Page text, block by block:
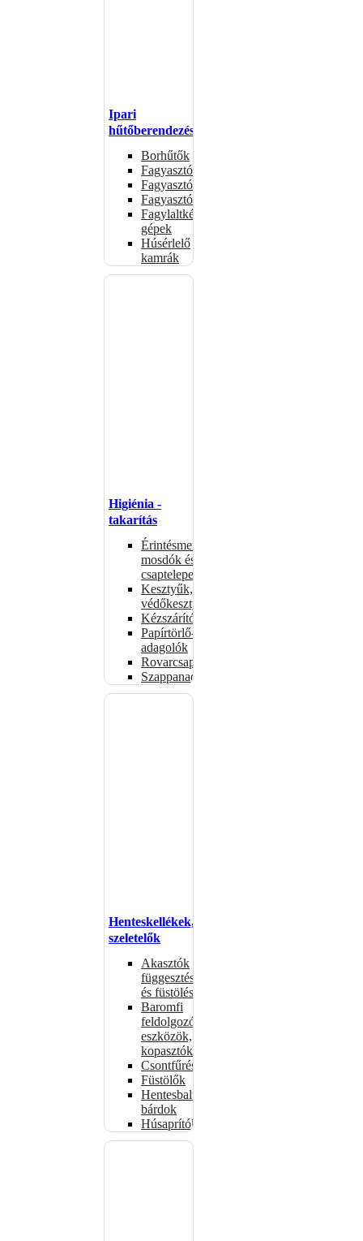
Ipari
hűtőberendezések
Borhűtők
Fagyasztóasztalok
Fagyasztóládák
Fagyasztószekrények
Fagylaltkészítő
gépek
Húsérlelő
kamrák
Higiénia -
takarítás
Érintésmentes
mosdók és
csaptelepek
Kesztyűk,
védőkesztyűk
Kézszárítók
Papírtörlő-
adagolók
Rovarcsapdák
Szappanadagolók
Henteskellékek,
szeletelők
Akasztók
függesztéshez
és füstöléshez
Baromfi
feldolgozó
eszközök,
kopasztók
Csontfűrészek
Füstölők
Hentesbalták,
bárdok
Húsaprítók